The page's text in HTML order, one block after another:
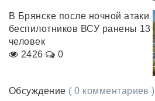
В Брянске после ночной атаки
беспилотников ВСУ ранены 13
человек
2426
0
Обсуждение ( 0 комментариев )